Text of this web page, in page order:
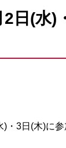
日(水)
3日(木)に参